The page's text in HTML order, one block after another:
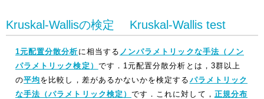
Kruskal-Wallisの検定 Kruskal-Wallis test
1元配置分散分析 に相当する ノンパラメトリックな手法（ノン
パラメトリック検定） です．1元配置分散分析とは，3群以上
の平均を比較し，差があるかないかを検定する パラメトリック
な手法（パラメトリック検定） です．これに対して， 正規分布